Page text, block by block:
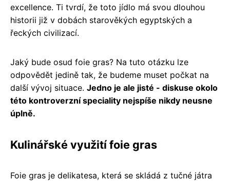
excellence. Ti tvrdí, že toto jídlo má svou dlouhou
historii již v dobách starověkých egyptských a
řeckých civilizací.
Jaký bude osud foie gras? Na tuto otázku lze
odpovědět jedině tak, že budeme muset počkat na
další vývoj situace. Jedno je ale jisté - diskuse okolo
této kontroverzní speciality nejspíše nikdy neusne
úplně.
Kulinářské využití foie gras
Foie gras je delikatesa, která se skládá z tučné játra